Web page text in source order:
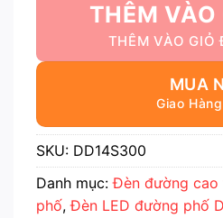
THÊM VÀO
MUA
SKU: DD14S300
Danh mục:Đèn đường cao
phố,Đèn LED đường phố